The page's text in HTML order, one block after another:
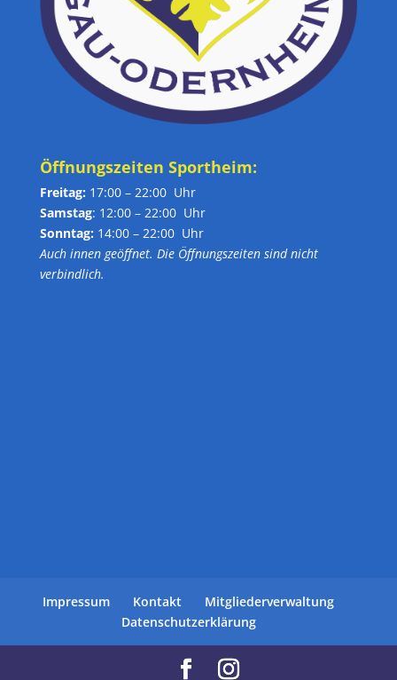
Öffnungszeiten Sportheim:
Freitag: 17:00 – 22:00 Uhr
Samstag: 12:00 – 22:00 Uhr
Sonntag: 14:00 – 22:00 Uhr
Auch innen geöffnet. Die Öffnungszeiten sind nicht
verbindlich.
Impressum Kontakt
Mitgliederverwaltung
Datenschutzerklärung